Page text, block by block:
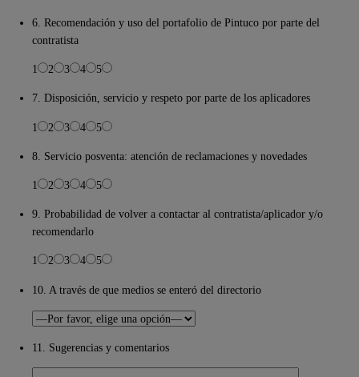
6. Recomendación y uso del portafolio de Pintuco por parte del
contratista
1 2 3 4 5
7. Disposición, servicio y respeto por parte de los aplicadores
1 2 3 4 5
8. Servicio posventa: atención de reclamaciones y novedades
1 2 3 4 5
9. Probabilidad de volver a contactar al contratista/aplicador y/o
recomendarlo
1 2 3 4 5
10. A través de que medios se enteró del directorio
11. Sugerencias y comentarios